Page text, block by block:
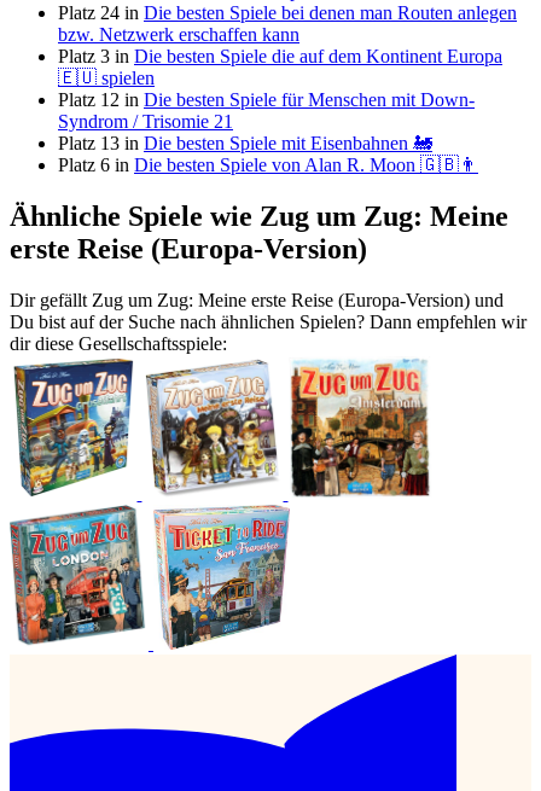
Platz 24 in Die besten Spiele bei denen man Routen anlegen
bzw. Netzwerk erschaffen kann
Platz 3 in Die besten Spiele die auf dem Kontinent Europa
🇪🇺 spielen
Platz 12 in Die besten Spiele für Menschen mit Down-
Syndrom / Trisomie 21
Platz 13 in Die besten Spiele mit Eisenbahnen 🚂
Platz 6 in Die besten Spiele von Alan R. Moon 🇬🇧👨
Ähnliche Spiele wie Zug um Zug: Meine
erste Reise (Europa-Version)
Dir gefällt Zug um Zug: Meine erste Reise (Europa-Version) und
Du bist auf der Suche nach ähnlichen Spielen? Dann empfehlen wir
dir diese Gesellschaftsspiele: